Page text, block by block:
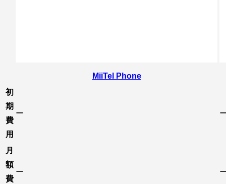
MiiTel Phone
初
期
費
用
ー
月
額
費
ー